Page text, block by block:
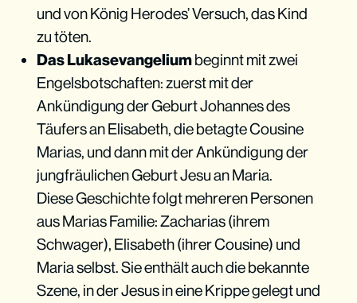
und von König Herodes’ Versuch, das Kind
zu töten.
Das Lukasevangeliumbeginnt mit zwei
Engelsbotschaften: zuerst mit der
Ankündigung der Geburt Johannes des
Täufers an Elisabeth, die betagte Cousine
Marias, und dann mit der Ankündigung der
jungfräulichen Geburt Jesu an Maria.
Diese Geschichte folgt mehreren Personen
aus Marias Familie: Zacharias (ihrem
Schwager), Elisabeth (ihrer Cousine) und
Maria selbst. Sie enthält auch die bekannte
Szene, in der Jesus in eine Krippe gelegt und